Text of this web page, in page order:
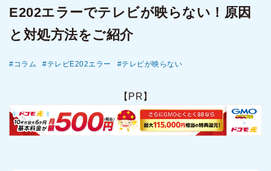
E202エラーでテレビが映らない！原因
と対処方法をご紹介
コラム テレビE202エラー テレビが映らない
【PR】